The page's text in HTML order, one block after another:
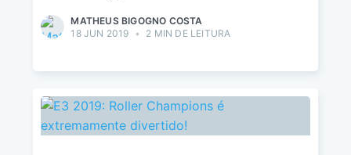
MATHEUS BIGOGNO COSTA
18 JUN 2019 • 2 MIN DE LEITURA